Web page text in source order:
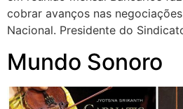
cobrar avanços nas
Nacional. Presidente do
Mundo Sonoro